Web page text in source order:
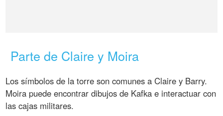
Parte de Claire y Moira
Los símbolos de la torre son comunes a Claire y Barry.
Moira puede encontrar dibujos de Kafka e interactuar con
las cajas militares.